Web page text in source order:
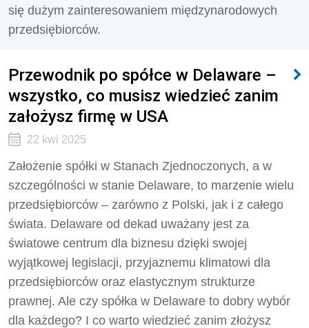
się dużym zainteresowaniem międzynarodowych
przedsiębiorców.
Przewodnik po spółce w Delaware –
wszystko, co musisz wiedzieć zanim
założysz firmę w USA
22 kwi 2025
Założenie spółki w Stanach Zjednoczonych, a w
szczególności w stanie Delaware, to marzenie wielu
przedsiębiorców – zarówno z Polski, jak i z całego
świata. Delaware od dekad uważany jest za
światowe centrum dla biznesu dzięki swojej
wyjątkowej legislacji, przyjaznemu klimatowi dla
przedsiębiorców oraz elastycznym strukturze
prawnej. Ale czy spółka w Delaware to dobry wybór
dla każdego? I co warto wiedzieć zanim złożysz